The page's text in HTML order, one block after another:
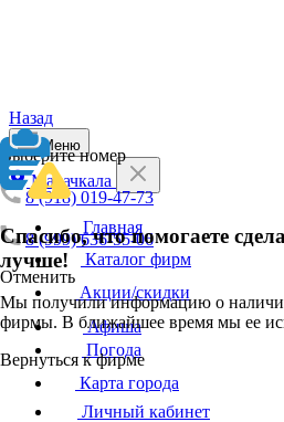
Назад
Выберите номер
8 (918) 019-47-73
8 (999) 636-55-06
Отменить
Спасибо, что помогаете
лучше!
Мы получили информацию о
фирмы. В ближайшее время мы ее
Вернуться к фирме
Меню
Махачкала
Главная
Каталог фирм
Акции/скидки
Афиша
Погода
Карта города
Личный кабинет